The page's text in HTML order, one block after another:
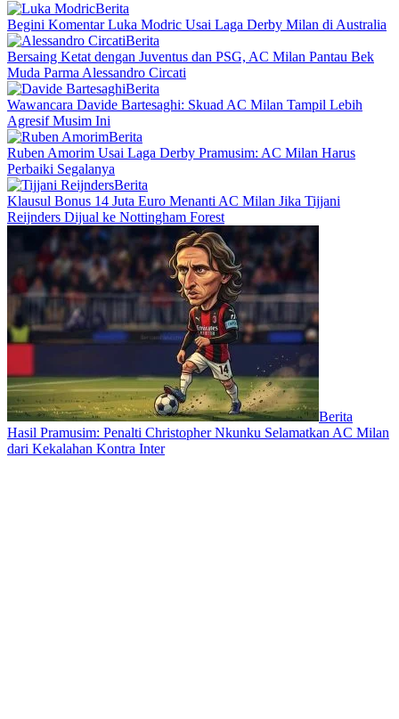
Berita
Begini Komentar Luka Modric Usai Laga Derby Milan di Australia
Berita
Bersaing Ketat dengan Juventus dan PSG, AC Milan Pantau Bek
Muda Parma Alessandro Circati
Berita
Wawancara Davide Bartesaghi: Skuad AC Milan Tampil Lebih
Agresif Musim Ini
Berita
Ruben Amorim Usai Laga Derby Pramusim: AC Milan Harus
Perbaiki Segalanya
Berita
Klausul Bonus 14 Juta Euro Menanti AC Milan Jika Tijjani
Reijnders Dijual ke Nottingham Forest
Berita
Hasil Pramusim: Penalti Christopher Nkunku Selamatkan AC Milan
dari Kekalahan Kontra Inter